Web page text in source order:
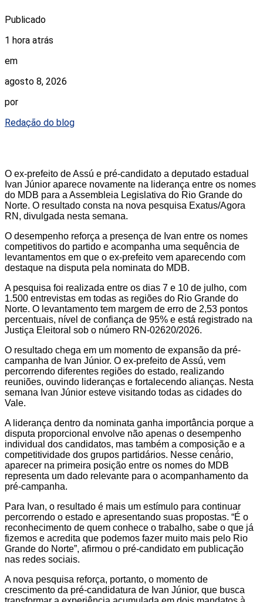
Publicado
1 hora atrás
em
agosto 8, 2026
por
Redação do blog
O ex-prefeito de Assú e pré-candidato a deputado estadual
Ivan Júnior aparece novamente na liderança entre os nomes
do MDB para a Assembleia Legislativa do Rio Grande do
Norte. O resultado consta na nova pesquisa Exatus/Agora
RN, divulgada nesta semana.
O desempenho reforça a presença de Ivan entre os nomes
competitivos do partido e acompanha uma sequência de
levantamentos em que o ex-prefeito vem aparecendo com
destaque na disputa pela nominata do MDB.
A pesquisa foi realizada entre os dias 7 e 10 de julho, com
1.500 entrevistas em todas as regiões do Rio Grande do
Norte. O levantamento tem margem de erro de 2,53 pontos
percentuais, nível de confiança de 95% e está registrado na
Justiça Eleitoral sob o número RN-02620/2026.
O resultado chega em um momento de expansão da pré-
campanha de Ivan Júnior. O ex-prefeito de Assú, vem
percorrendo diferentes regiões do estado, realizando
reuniões, ouvindo lideranças e fortalecendo alianças. Nesta
semana Ivan Júnior esteve visitando todas as cidades do
Vale.
A liderança dentro da nominata ganha importância porque a
disputa proporcional envolve não apenas o desempenho
individual dos candidatos, mas também a composição e a
competitividade dos grupos partidários. Nesse cenário,
aparecer na primeira posição entre os nomes do MDB
representa um dado relevante para o acompanhamento da
pré-campanha.
Para Ivan, o resultado é mais um estímulo para continuar
percorrendo o estado e apresentando suas propostas. “É o
reconhecimento de quem conhece o trabalho, sabe o que já
fizemos e acredita que podemos fazer muito mais pelo Rio
Grande do Norte”, afirmou o pré-candidato em publicação
nas redes sociais.
A nova pesquisa reforça, portanto, o momento de
crescimento da pré-candidatura de Ivan Júnior, que busca